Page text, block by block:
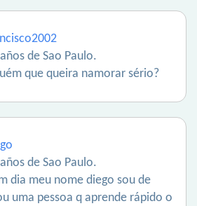
de Sao Paulo.
que queira namorar sério?
de Sao Paulo.
dia meu nome diego sou de
uma pessoa q aprende rápido o